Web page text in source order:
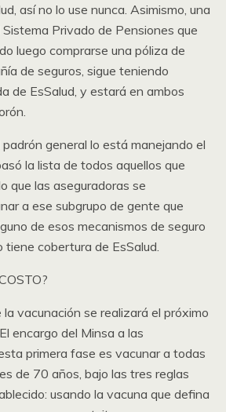
así no lo use nunca. Asimismo, una
Privado de Pensiones que
luego comprarse una póliza de
de seguros, sigue teniendo
de EsSalud, y estará en ambos
general lo está manejando el
la lista de todos aquellos que
que las aseguradoras se
a ese subgrupo de gente que
de esos mecanismos de seguro
tiene cobertura de EsSalud.
vacunación se realizará el próximo
encargo del Minsa a las
primera fase es vacunar a todas
de 70 años, bajo las tres reglas
usando la vacuna que defina